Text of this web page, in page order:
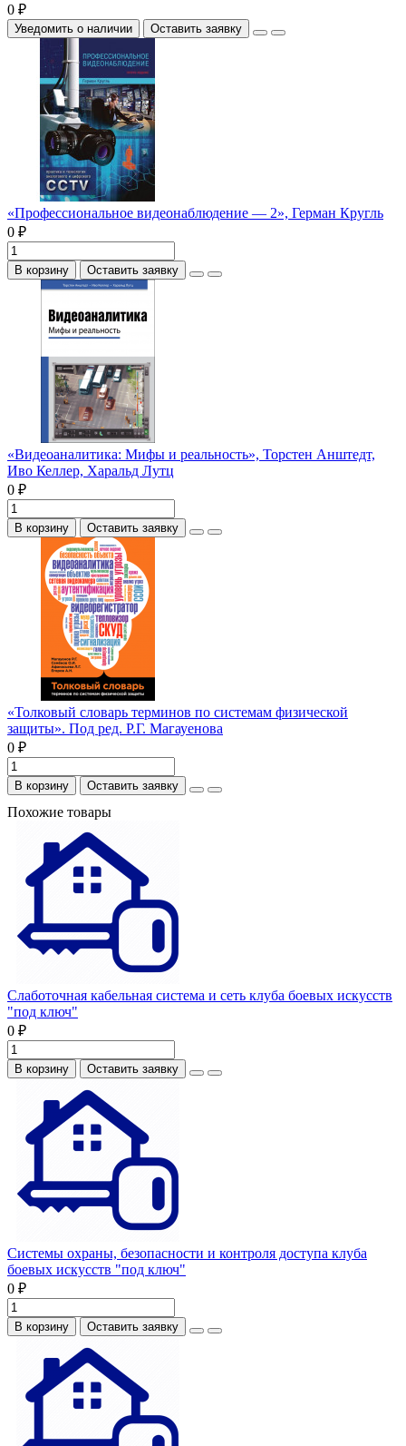
0 ₽
Уведомить о наличии Оставить заявку
«Профессиональное видеонаблюдение — 2», Герман Кругль
0 ₽
В корзину Оставить заявку
«Видеоаналитика: Мифы и реальность», Торстен Анштедт,
Иво Келлер, Харальд Лутц
0 ₽
В корзину Оставить заявку
«Толковый словарь терминов по системам физической
защиты». Под ред. Р.Г. Магауенова
0 ₽
В корзину Оставить заявку
Похожие товары
Слаботочная кабельная система и сеть клуба боевых искусств
"под ключ"
0 ₽
В корзину Оставить заявку
Системы охраны, безопасности и контроля доступа клуба
боевых искусств "под ключ"
0 ₽
В корзину Оставить заявку